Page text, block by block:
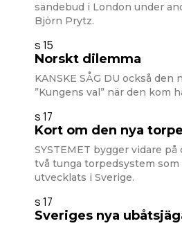
sändebud i London under
Björn Prytz.
s 15
Norskt dilemma
KANSKE SÅG DU också
”Kungens val” när den kom
s 17
Kort om den nya
SYSTEMET bygger vidare på
två tunga torpedsystem
utvecklats i Sverige.
s 17
Sveriges nya